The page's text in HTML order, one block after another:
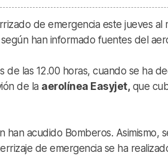
de emergencia este jueves
han informado fuentes del
las 12.00 horas, cuando se ha
de la aerolínea Easyjet, que
acudido Bomberos. Asimismo,
de emergencia se ha